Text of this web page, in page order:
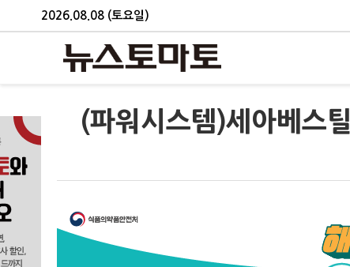
2026.08.08 (토요일)
(파워시스템)세아베스틸